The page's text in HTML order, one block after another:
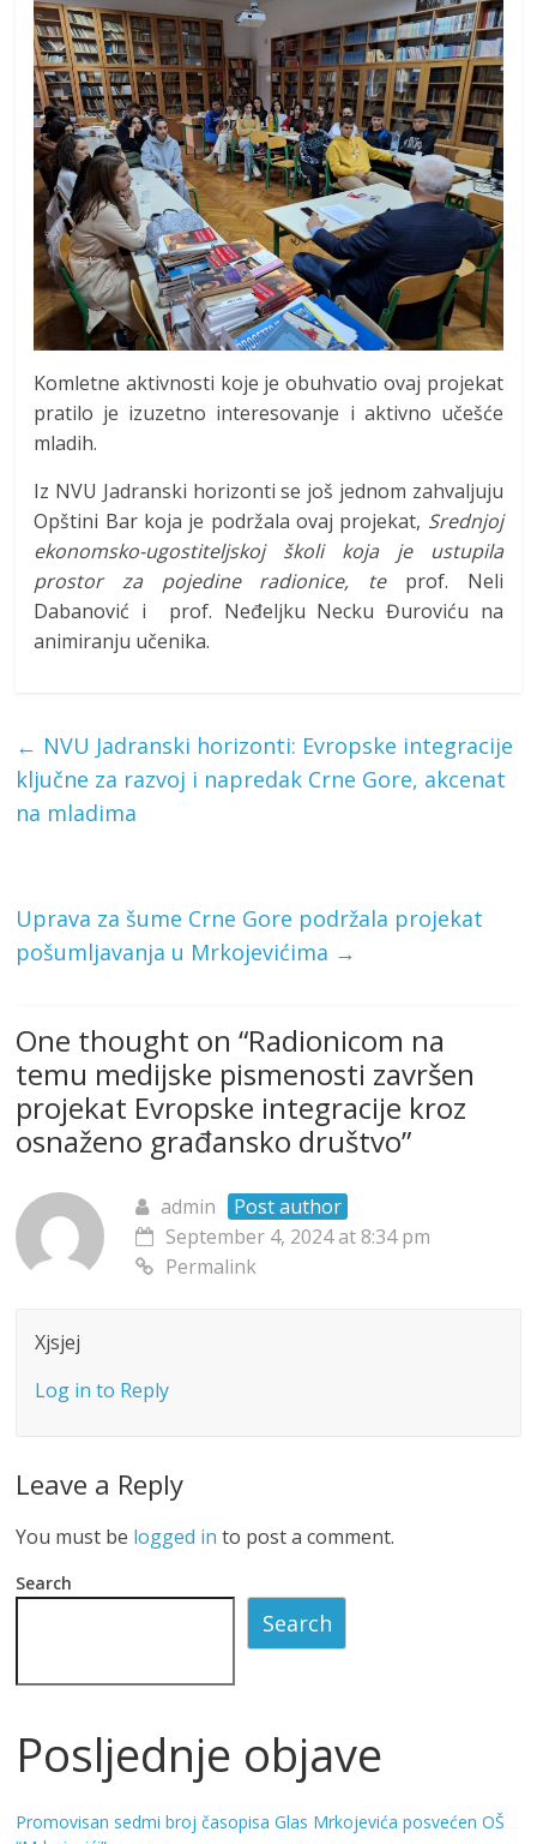
Komletne aktivnosti koje je obuhvatio ovaj projekat
pratilo je izuzetno interesovanje i aktivno učešće
mladih.
Iz NVU Jadranski horizonti se još jednom zahvaljuju
Opštini Bar koja je podržala ovaj projekat, Srednjoj
ekonomsko-ugostiteljskoj školi koja je ustupila
prostor za pojedine radionice, te prof. Neli
Dabanović i prof. Neđeljku Necku Đuroviću na
animiranju učenika.
← NVU Jadranski horizonti: Evropske integracije
ključne za razvoj i napredak Crne Gore, akcenat
na mladima
Uprava za šume Crne Gore podržala projekat
pošumljavanja u Mrkojevićima →
One thought on “Radionicom na
temu medijske pismenosti završen
projekat Evropske integracije kroz
osnaženo građansko društvo”
admin
Post author
September 4, 2024 at 8:34 pm
Permalink
Xjsjej
Log in to Reply
Leave a Reply
You must be logged in to post a comment.
Search
Search
Posljednje objave
Promovisan sedmi broj časopisa Glas Mrkojevića posvećen OŠ